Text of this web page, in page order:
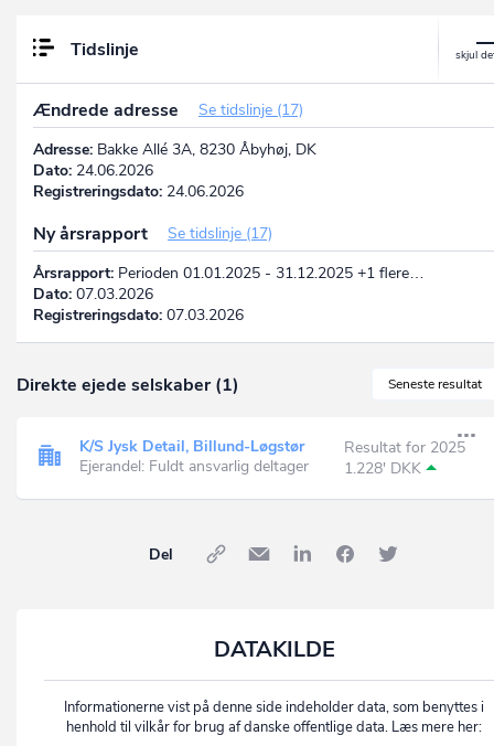
Tidslinje
Ændrede adresse
Se tidslinje (17)
Adresse: Bakke Allé 3A, 8230 Åbyhøj, DK
Dato: 24.06.2026
Registreringsdato: 24.06.2026
Ny årsrapport
Se tidslinje (17)
Årsrapport: Perioden 01.01.2025 - 31.12.2025 +1 flere…
Dato: 07.03.2026
Registreringsdato: 07.03.2026
Seneste resultat
Direkte ejede selskaber (1)
K/S Jysk Detail, Billund-Løgstør
Ejerandel: Fuldt ansvarlig deltager
Resultat for 2025
1.228' DKK
Del
DATAKILDE
Informationerne vist på denne side indeholder data, som benyttes i
henhold til vilkår for brug af danske offentlige data. Læs mere her: